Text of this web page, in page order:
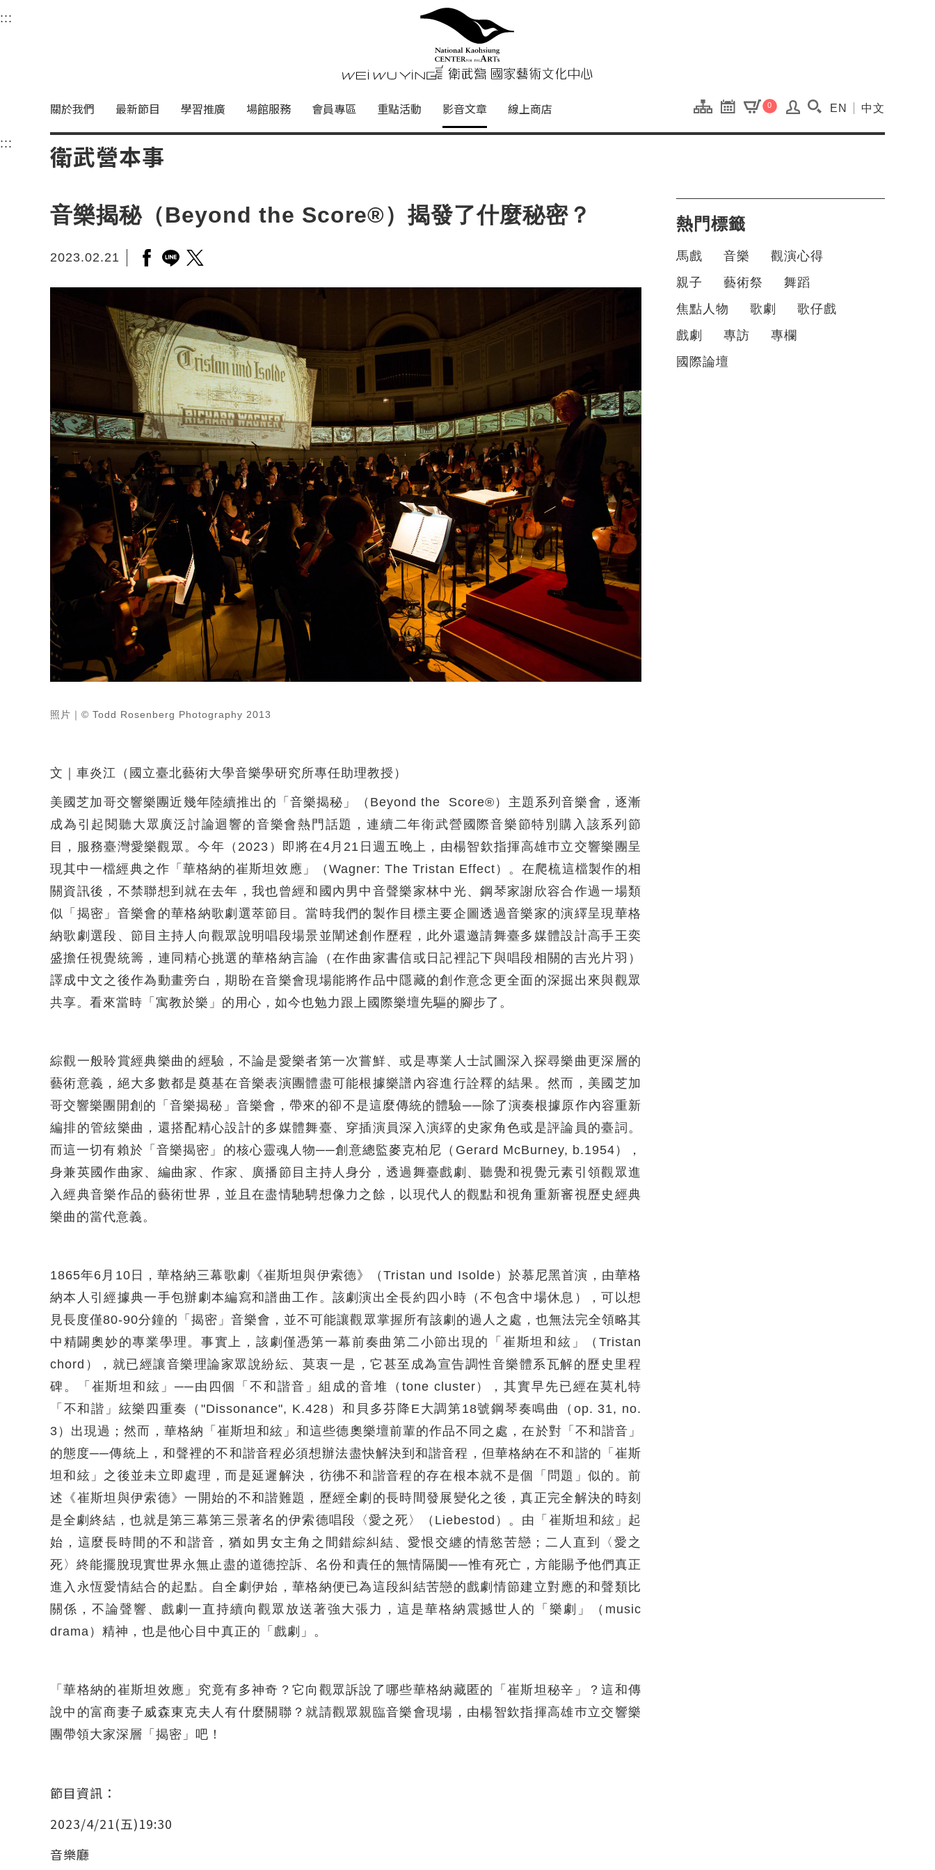
衛武營國家藝術文化中心
中央內容區塊，為本頁主要內容區。
::: 衛武營國家藝術文化中心 National
關於我們 最新節目 學習推廣 場館服務 會員專區 重點活動 影音文章 線上商店 0 搜尋(開啟搜尋視窗)
EN 中文
::: 中央內容區塊，為本頁主要內容區。
衛武營本事
音樂揭秘（Beyond the Score®）揭發了什麼秘密？
2023.02.21 另開新視窗分享至facebook
另開新視窗分享至line
另開新視窗分享至twitter
照片｜© Todd Rosenberg Photography 2013
文｜車炎江（國立臺北藝術大學音樂學研究所專任助理教授）
美國芝加哥交響樂團近幾年陸續推出的「音樂揭秘」（Beyond the Score®）主題系列音樂會，逐漸
成為引起閱聽大眾廣泛討論迴響的音樂會熱門話題，連續二年衛武營國際音樂節特別購入該系列節
目，服務臺灣愛樂觀眾。今年（2023）即將在4月21日週五晚上，由楊智欽指揮高雄巿立交響樂團呈
現其中一檔經典之作「華格納的崔斯坦效應」（Wagner: The Tristan Effect）。在爬梳這檔製作的相
關資訊後，不禁聯想到就在去年，我也曾經和國內男中音聲樂家林中光、鋼琴家謝欣容合作過一場類
似「揭密」音樂會的華格納歌劇選萃節目。當時我們的製作目標主要企圖透過音樂家的演繹呈現華格
納歌劇選段、節目主持人向觀眾說明唱段場景並闡述創作歷程，此外還邀請舞臺多媒體設計高手王奕
盛擔任視覺統籌，連同精心挑選的華格納言論（在作曲家書信或日記裡記下與唱段相關的吉光片羽）
譯成中文之後作為動畫旁白，期盼在音樂會現場能將作品中隱藏的創作意念更全面的深掘出來與觀眾
共享。看來當時「寓教於樂」的用心，如今也勉力跟上國際樂壇先驅的腳步了。
綜觀一般聆賞經典樂曲的經驗，不論是愛樂者第一次嘗鮮、或是專業人士試圖深入探尋樂曲更深層的
藝術意義，絕大多數都是奠基在音樂表演團體盡可能根據樂譜內容進行詮釋的結果。然而，美國芝加
哥交響樂團開創的「音樂揭秘」音樂會，帶來的卻不是這麼傳統的體驗──除了演奏根據原作內容重新
編排的管絃樂曲，還搭配精心設計的多媒體舞臺、穿插演員深入演繹的史家角色或是評論員的臺詞。
而這一切有賴於「音樂揭密」的核心靈魂人物──創意總監麥克柏尼（Gerard McBurney, b.1954），
身兼英國作曲家、編曲家、作家、廣播節目主持人身分，透過舞臺戲劇、聽覺和視覺元素引領觀眾進
入經典音樂作品的藝術世界，並且在盡情馳騁想像力之餘，以現代人的觀點和視角重新審視歷史經典
樂曲的當代意義。
1865年6月10日，華格納三幕歌劇《崔斯坦與伊索德》（Tristan und Isolde）於慕尼黑首演，由華格
納本人引經據典一手包辦劇本編寫和譜曲工作。該劇演出全長約四小時（不包含中場休息），可以想
見長度僅80-90分鐘的「揭密」音樂會，並不可能讓觀眾掌握所有該劇的過人之處，也無法完全領略其
中精闢奧妙的專業學理。事實上，該劇僅憑第一幕前奏曲第二小節出現的「崔斯坦和絃」（Tristan
chord），就已經讓音樂理論家眾說紛紜、莫衷一是，它甚至成為宣告調性音樂體系瓦解的歷史里程
碑。「崔斯坦和絃」──由四個「不和諧音」組成的音堆（tone cluster），其實早先已經在莫札特
「不和諧」絃樂四重奏（"Dissonance", K.428）和貝多芬降E大調第18號鋼琴奏鳴曲（op. 31, no.
3）出現過；然而，華格納「崔斯坦和絃」和這些德奧樂壇前輩的作品不同之處，在於對「不和諧音」
的態度──傳統上，和聲裡的不和諧音程必須想辦法盡快解決到和諧音程，但華格納在不和諧的「崔斯
坦和絃」之後並未立即處理，而是延遲解決，彷彿不和諧音程的存在根本就不是個「問題」似的。前
述《崔斯坦與伊索德》一開始的不和諧難題，歷經全劇的長時間發展變化之後，真正完全解決的時刻
是全劇終結，也就是第三幕第三景著名的伊索德唱段〈愛之死〉（Liebestod）。由「崔斯坦和絃」起
始，這麼長時間的不和諧音，猶如男女主角之間錯綜糾結、愛恨交纏的情慾苦戀；二人直到〈愛之
死〉終能擺脫現實世界永無止盡的道德控訴、名份和責任的無情隔閡──惟有死亡，方能賜予他們真正
進入永恆愛情結合的起點。自全劇伊始，華格納便已為這段糾結苦戀的戲劇情節建立對應的和聲類比
關係，不論聲響、戲劇一直持續向觀眾放送著強大張力，這是華格納震撼世人的「樂劇」（music
drama）精神，也是他心目中真正的「戲劇」。
「華格納的崔斯坦效應」究竟有多神奇？它向觀眾訴說了哪些華格納藏匿的「崔斯坦秘辛」？這和傳
說中的富商妻子威森東克夫人有什麼關聯？就請觀眾親臨音樂會現場，由楊智欽指揮高雄巿立交響樂
團帶領大家深層「揭密」吧！
節目資訊：
2023/4/21(五)19:30
音樂廳
熱門標籤
馬戲 音樂
觀演心得
親子
藝術祭
舞蹈
焦點人物
歌劇
歌仔戲
戲劇
專訪
專欄
國際論壇